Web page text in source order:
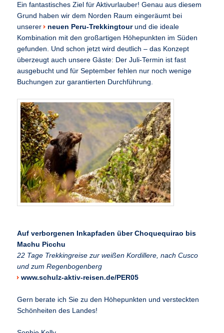
Ein fantastisches Ziel für Aktivurlauber! Genau aus diesem
Grund haben wir dem Norden Raum eingeräumt bei
unserer neuen Peru-Trekkingtourund die ideale
Kombination mit den großartigen Höhepunkten im Süden
gefunden. Und schon jetzt wird deutlich – das Konzept
überzeugt auch unsere Gäste: Der Juli-Termin ist fast
ausgebucht und für September fehlen nur noch wenige
Buchungen zur garantierten Durchführung.
Auf verborgenen Inkapfaden über Choquequirao bis
Machu Picchu
22 Tage Trekkingreise zur weißen Kordillere, nach Cusco
und zum Regenbogenberg
www.schulz-aktiv-reisen.de/PER05
Gern berate ich Sie zu den Höhepunkten und versteckten
Schönheiten des Landes!